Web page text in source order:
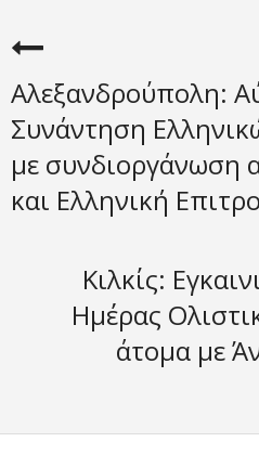
Αλεξανδρούπολη:
Συνάντηση
με συνδιοργάνωση
και Ελληνική
Κιλκίς:
Ημέρας
άτομα με